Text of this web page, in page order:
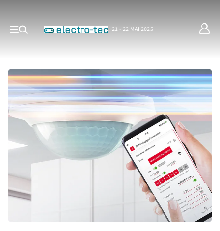
21 - 22 MAI 2025